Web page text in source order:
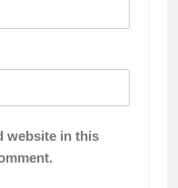
website in this